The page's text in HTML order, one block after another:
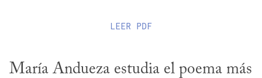
LEER PDF
María Andueza estudia el poema más